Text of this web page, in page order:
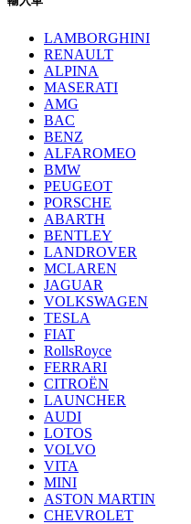
LAMBORGHINI
RENAULT
ALPINA
MASERATI
AMG
BAC
BENZ
ALFAROMEO
BMW
PEUGEOT
PORSCHE
ABARTH
BENTLEY
LANDROVER
MCLAREN
JAGUAR
VOLKSWAGEN
TESLA
FIAT
RollsRoyce
FERRARI
CITROËN
LAUNCHER
AUDI
LOTOS
VOLVO
VITA
MINI
ASTON MARTIN
CHEVROLET